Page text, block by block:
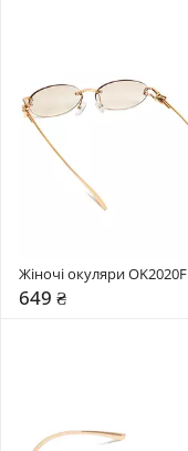
Жіночі окуляри OK2020F
649 ₴